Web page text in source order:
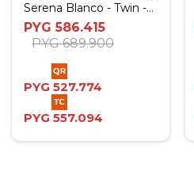
Serena Blanco - Twin -
Twin Plus
PYG 586.415
PYG 689.900
PYG 527.774
PYG 557.094